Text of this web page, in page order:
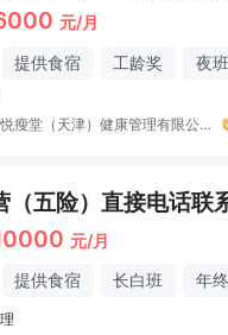
元/月
提供食宿 工龄奖 夜
曲叶悦瘦堂（天津）健康管理有限公司
（五险）直接电话联
元/月
提供食宿 长白班 年